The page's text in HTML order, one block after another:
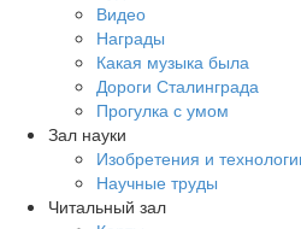
Видео
Награды
Какая музыка была
Дороги Сталинграда
Прогулка с умом
Зал науки
Изобретения и
Научные труды
Читальный зал